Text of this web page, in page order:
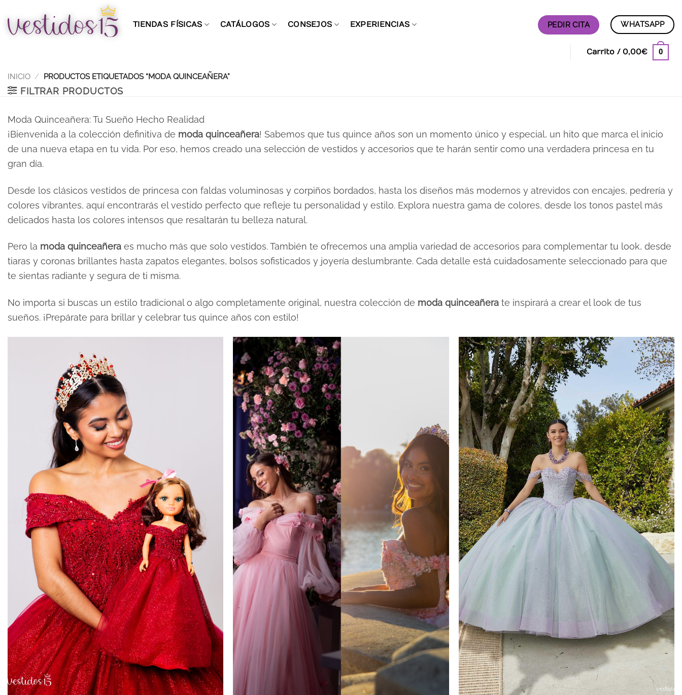
contenido
TIENDAS FÍSICAS CATÁLOGOS CONSEJOS EXPERIENCIAS PEDIR CITA WHATSAPP
Carrito / 0,00€ 0
INICIO / PRODUCTOS ETIQUETADOS “MODA QUINCEAÑERA”
FILTRAR PRODUCTOS
Moda Quinceañera: Tu Sueño Hecho Realidad
¡Bienvenida a la colección definitiva de moda quinceañera! Sabemos que tus quince años son un momento único y especial, un hito que marca el inicio
de una nueva etapa en tu vida. Por eso, hemos creado una selección de vestidos y accesorios que te harán sentir como una verdadera princesa en tu
gran día.
Desde los clásicos vestidos de princesa con faldas voluminosas y corpiños bordados, hasta los diseños más modernos y atrevidos con encajes, pedrería y
colores vibrantes, aquí encontrarás el vestido perfecto que refleje tu personalidad y estilo. Explora nuestra gama de colores, desde los tonos pastel más
delicados hasta los colores intensos que resaltarán tu belleza natural.
Pero la moda quinceañera es mucho más que solo vestidos. También te ofrecemos una amplia variedad de accesorios para complementar tu look, desde
tiaras y coronas brillantes hasta zapatos elegantes, bolsos sofisticados y joyería deslumbrante. Cada detalle está cuidadosamente seleccionado para que
te sientas radiante y segura de ti misma.
No importa si buscas un estilo tradicional o algo completamente original, nuestra colección de moda quinceañera te inspirará a crear el look de tus
sueños. ¡Prepárate para brillar y celebrar tus quince años con estilo!